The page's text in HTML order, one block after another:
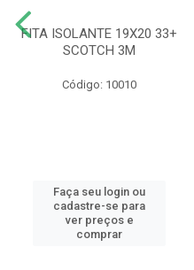
FITA ISOLANTE 19X20 33+
SCOTCH 3M
Código: 10010
Faça seu login ou
cadastre-se para
ver preços e
comprar